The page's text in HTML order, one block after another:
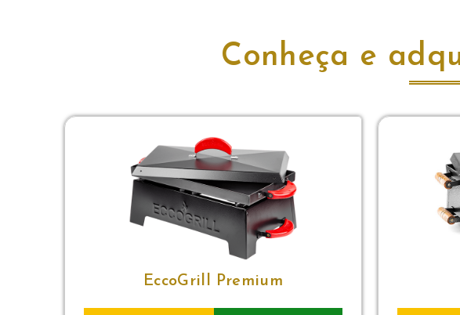
Conheça e
EccoGrill Premium